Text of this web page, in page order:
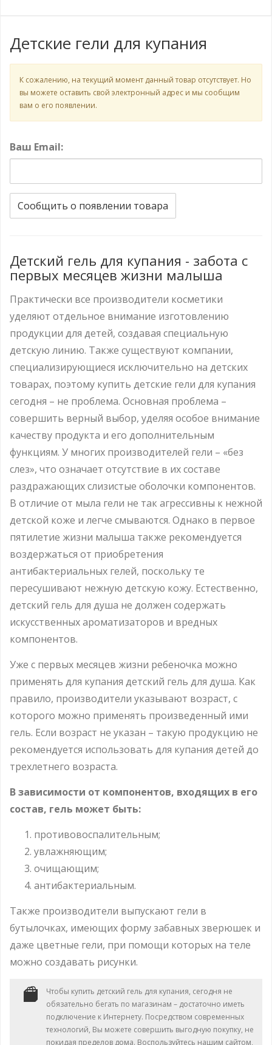
Детские гели для купания
К сожалению, на текущий момент данный товар отсутствует. Но
вы можете оставить свой электронный адрес и мы сообщим
вам о его появлении.
Ваш Email:
Сообщить о появлении товара
Детский гель для купания - забота с
первых месяцев жизни малыша
Практически все производители косметики
уделяют отдельное внимание изготовлению
продукции для детей, создавая специальную
детскую линию. Также существуют компании,
специализирующиеся исключительно на детских
товарах, поэтому купить детские гели для купания
сегодня – не проблема. Основная проблема –
совершить верный выбор, уделяя особое внимание
качеству продукта и его дополнительным
функциям. У многих производителей гели – «без
слез», что означает отсутствие в их составе
раздражающих слизистые оболочки компонентов.
В отличие от мыла гели не так агрессивны к нежной
детской коже и легче смываются. Однако в первое
пятилетие жизни малыша также рекомендуется
воздержаться от приобретения
антибактериальных гелей, поскольку те
пересушивают нежную детскую кожу. Естественно,
детский гель для душа не должен содержать
искусственных ароматизаторов и вредных
компонентов.
Уже с первых месяцев жизни ребеночка можно
применять для купания детский гель для душа. Как
правило, производители указывают возраст, с
которого можно применять произведенный ими
гель. Если возраст не указан – такую продукцию не
рекомендуется использовать для купания детей до
трехлетнего возраста.
В зависимости от компонентов, входящих в его
состав, гель может быть:
противовоспалительным;
увлажняющим;
очищающим;
антибактериальным.
Также производители выпускают гели в
бутылочках, имеющих форму забавных зверюшек и
даже цветные гели, при помощи которых на теле
можно создавать рисунки.
Чтобы купить детский гель для купания, сегодня не
обязательно бегать по магазинам – достаточно иметь
подключение к Интернету. Посредством современных
технологий, Вы можете совершить выгодную покупку, не
покидая пределов дома. Воспользуйтесь нашим сайтом,